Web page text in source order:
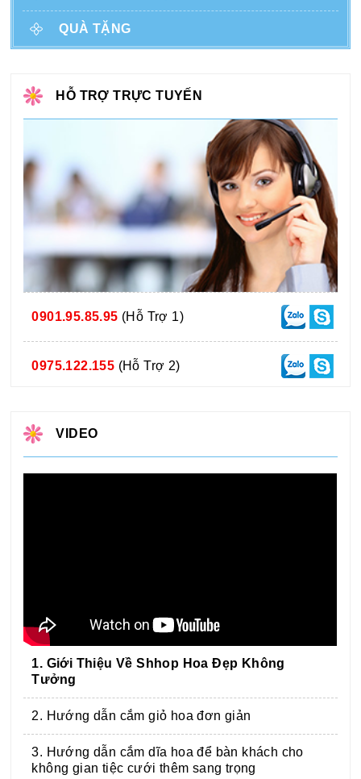
QUÀ TẶNG
HỖ TRỢ TRỰC TUYẾN
0901.95.85.95 (Hỗ Trợ 1)
0975.122.155 (Hỗ Trợ 2)
VIDEO
1. Giới Thiệu Về Shhop Hoa Đẹp Không
Tưởng
2. Hướng dẫn cắm giỏ hoa đơn giản
3. Hướng dẫn cắm dĩa hoa để bàn khách cho
không gian tiệc cưới thêm sang trọng